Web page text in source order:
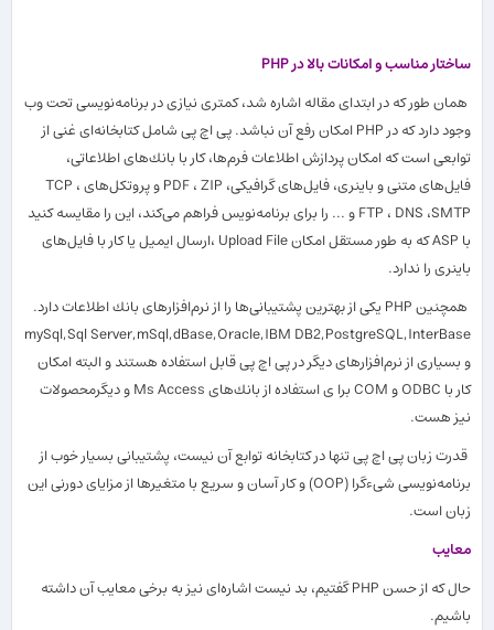
ساختار مناسب و امكانات بالا در PHP
همان طور كه در ابتدای مقاله اشاره شد، كمتری نیازی در برنامهنویسی تحت وب
وجود دارد كه در PHP امكان رفع آن نباشد. پی اچ پی شامل كتابخانه
ای غنی از
توابعی است كه امكان پردازش اطلاعات فرمها، كار با بانكهای اطلاعاتی،
فایلهای متنی و باینری، فایلهای گرافیكی، PDF ، ZIP و پروتكل
های TCP ،
FTP ، DNS ،SMTP و ... را برای برنامه
نویس فراهم میكند، این را مقایسه كنید
با ASP كه به طور مستقل امكان Upload File ،ارسال ایمیل یا كار با فایل
های
باینری را ندارد.
همچنین PHP یكی از بهترین پشتیبانی
ها را از نرمافزارهای بانك اطلاعات دارد.
mySql,Sql Server,mSql,dBase,Oracle,IBM DB2,PostgreSQL,InterBase
و بسیاری از نرمافزارهای دیگر در پی اچ پی قابل استفاده هستند و البته امكان
كار با ODBC و COM برا ی استفاده از بانك
های Ms Access و دیگرمحصولات
نیز هست.
قدرت زبان پی اچ پی تنها در كتابخانه توابع آن نیست، پشتیبانی بسیار خوب از
برنامه
نویسی شیءگرا (OOP) و كار آسان و سریع با متغیرها از مزایای دورنی این
زبان است.
معایب
حال كه از حسن PHP گفتیم، بد نیست اشاره
ای نیز به برخی معایب آن داشته
باشیم.